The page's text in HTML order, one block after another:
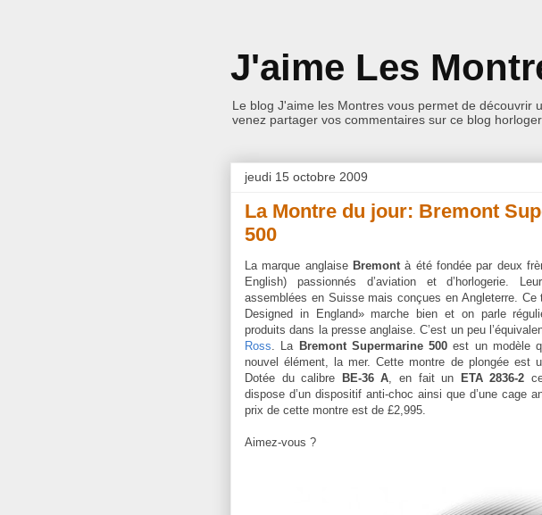
J'aime Les
Le blog J'aime les Montres vous permet de découvrir
venez partager vos commentaires sur ce blog
jeudi 15 octobre 2009
La Montre du jour: Bremont
500
La marque anglaise Bremontà été fondée par deux
English) passionnés d’aviation et d’horlogerie.
assemblées en Suisse mais conçues en Angleterre. Ce
Designed in England» marche bien et on parle
produits dans la presse anglaise. C’est un peu
Ross. La Bremont Supermarine 500 est un modèle
nouvel élément, la mer. Cette montre de plongée est
Dotée du calibre
BE-36 A, en fait un ETA 2836-2
dispose d’un dispositif anti-choc ainsi que d’une cage
prix de cette montre est de £2,995.
Aimez-vous ?